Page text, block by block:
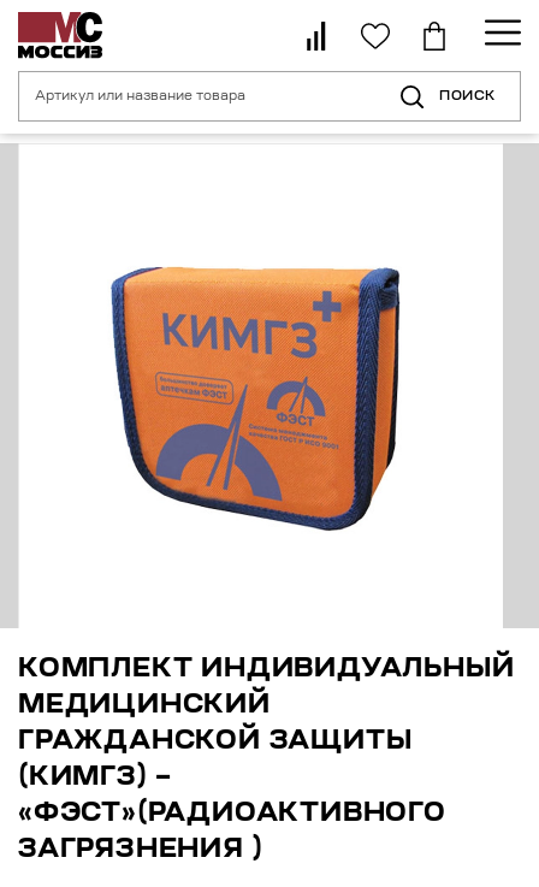
ПОИСК
Главная страница Средства индивидуальной безопасности
КОМПЛЕКТ ИНДИВИДУАЛЬНЫЙ
МЕДИЦИНСКИЙ
ГРАЖДАНСКОЙ ЗАЩИТЫ
(КИМГЗ) –
«ФЭСТ»(РАДИОАКТИВНОГО
ЗАГРЯЗНЕНИЯ )